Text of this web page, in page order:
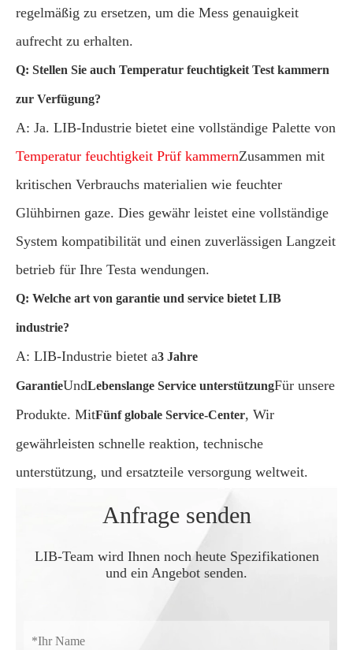
regelmäßig zu ersetzen, um die Mess genauigkeit
aufrecht zu erhalten.
Q: Stellen Sie auch Temperatur feuchtigkeit Test kammern
zur Verfügung?
A: Ja. LIB-Industrie bietet eine vollständige Palette von
Temperatur feuchtigkeit Prüf kammernZusammen mit
kritischen Verbrauchs materialien wie feuchter
Glühbirnen gaze. Dies gewähr leistet eine vollständige
System kompatibilität und einen zuverlässigen Langzeit
betrieb für Ihre Testa wendungen.
Q: Welche art von garantie und service bietet LIB
industrie?
A: LIB-Industrie bietet a3 Jahre
GarantieUndLebenslange Service unterstützungFür unsere
Produkte. MitFünf globale Service-Center, Wir
gewährleisten schnelle reaktion, technische
unterstützung, und ersatzteile versorgung weltweit.
Anfrage senden
LIB-Team wird Ihnen noch heute Spezifikationen
und ein Angebot senden.